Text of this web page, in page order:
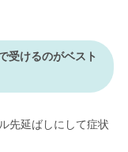
けるのがベスト
先延ばしにして症状